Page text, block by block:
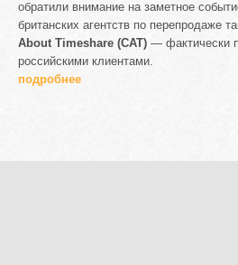
обратили внимание на заметное
британских агентств по перепродаже
About Timeshare (CAT) — фактически
российскими клиентами.
подробнее